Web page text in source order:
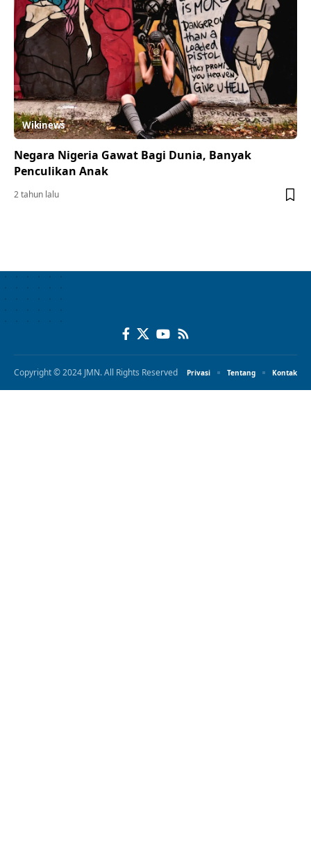
Wikinews
Negara Nigeria Gawat Bagi Dunia, Banyak
Penculikan Anak
2 tahun lalu
Copyright © 2024 JMN. All Rights Reserved Privasi Tentang Kontak